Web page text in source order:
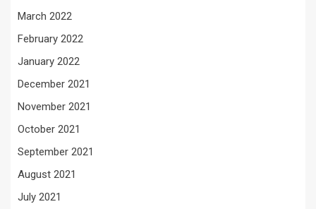
March 2022
February 2022
January 2022
December 2021
November 2021
October 2021
September 2021
August 2021
July 2021